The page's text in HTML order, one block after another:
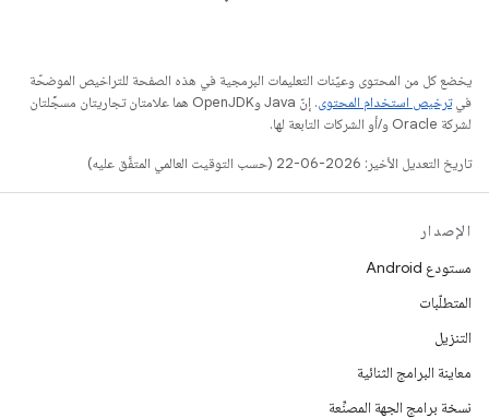
يخضع كل من المحتوى وعيّنات التعليمات البرمجية في هذه الصفحة للتراخيص الموضحّة
فيترخيص استخدام المحتوى
. إنّ Java وOpenJDK هما علامتان تجاريتان مسجَّلتان
لشركة Oracle و/أو الشركات التابعة لها.
تاريخ التعديل الأخير: 2026-06-22 (حسب التوقيت العالمي المتفَّق عليه)
الإصدار
مستودع Android
المتطلّبات
التنزيل
معاينة البرامج الثنائية
نسخة برامج الجهة المصنِّعة